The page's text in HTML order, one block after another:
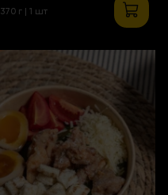
370 г | 1 шт